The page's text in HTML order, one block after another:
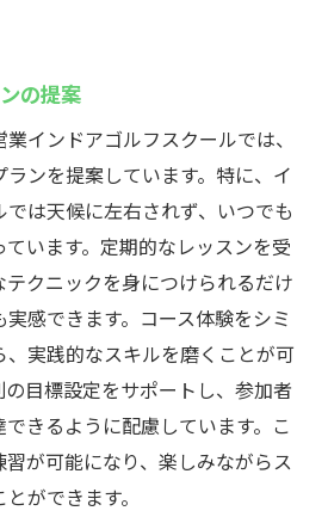
そできる多様な練習法
キルを磨く24時間営業インド
ル
ルアップのための練習法
も使える練習施設の魅力
ョナルによる個別指導
たオリジナルプログラム
の向上をサポートする最新機
ルを最大限に引き出す環境
藤沢駅のインドアゴルフスク
の提案
インドアゴルフスクールでは、
ンを提案しています。特に、イ
は天候に左右されず、いつでも
います。定期的なレッスンを受
クニックを身につけられるだけ
感できます。コース体験をシミ
、実践的なスキルを磨くことが可
目標設定をサポートし、参加者
きるように配慮しています。こ
が可能になり、楽しみながらス
ができます。